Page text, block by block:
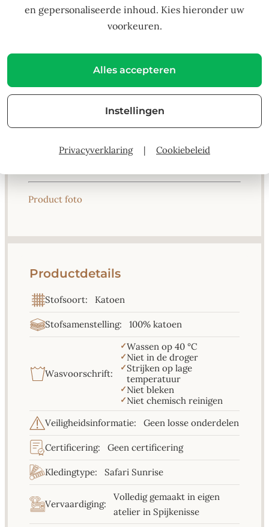
Dat maakt elk kledingstuk nét even anders en dus
De Safari Sunrise zomer-set is ideaal voor actieve
kindjes die graag buiten spelen, ontdekken en
stralen. Praktisch, stijlvol én met een persoonlijke
én lokaal geproduceerd? Dan is deze zomer set
Product foto
Productdetails
Stofsoort: Katoen
Stofsamenstelling: 100% katoen
Wasvoorschrift:
✓Wassen op 40 °C
✓Niet in de droger
✓Strijken op lage
temperatuur
✓Niet bleken
✓Niet chemisch reinigen
Veiligheidsinformatie:
Geen losse onderdelen
Certificering: Geen certificering
Kledingtype: Safari Sunrise
Vervaardiging:
Volledig gemaakt in eigen
atelier in Spijkenisse
en gepersonaliseerde inhoud. Kies hieronder uw
voorkeuren.
Alles accepteren
Instellingen
Privacyverklaring | Cookiebeleid